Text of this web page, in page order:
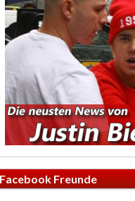
Facebook Freunde